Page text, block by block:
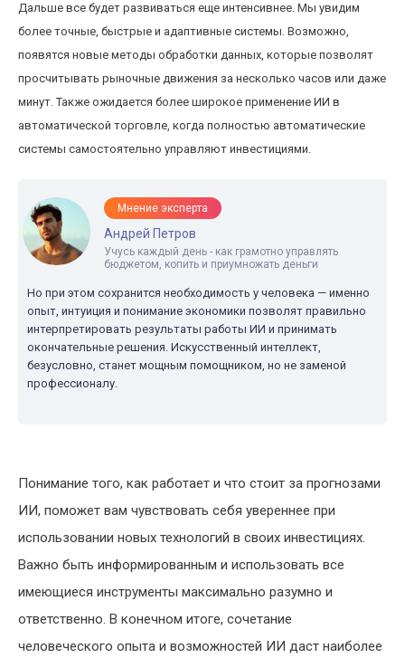
Дальше все будет развиваться еще интенсивнее. Мы увидим
более точные, быстрые и адаптивные системы. Возможно,
появятся новые методы обработки данных, которые позволят
просчитывать рыночные движения за несколько часов или даже
минут. Также ожидается более широкое применение ИИ в
автоматической торговле, когда полностью автоматические
системы самостоятельно управляют инвестициями.
Мнение эксперта
Андрей Петров
Учусь каждый день - как грамотно управлять
бюджетом, копить и приумножать деньги
Но при этом сохранится необходимость у человека — именно
опыт, интуиция и понимание экономики позволят правильно
интерпретировать результаты работы ИИ и принимать
окончательные решения. Искусственный интеллект,
безусловно, станет мощным помощником, но не заменой
профессионалу.
Понимание того, как работает и что стоит за прогнозами
ИИ, поможет вам чувствовать себя увереннее при
использовании новых технологий в своих инвестициях.
Важно быть информированным и использовать все
имеющиеся инструменты максимально разумно и
ответственно. В конечном итоге, сочетание
человеческого опыта и возможностей ИИ даст наиболее